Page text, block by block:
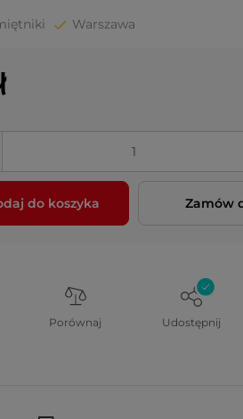
Warszawa
do koszyka Zamów
Porównaj Udostępnij